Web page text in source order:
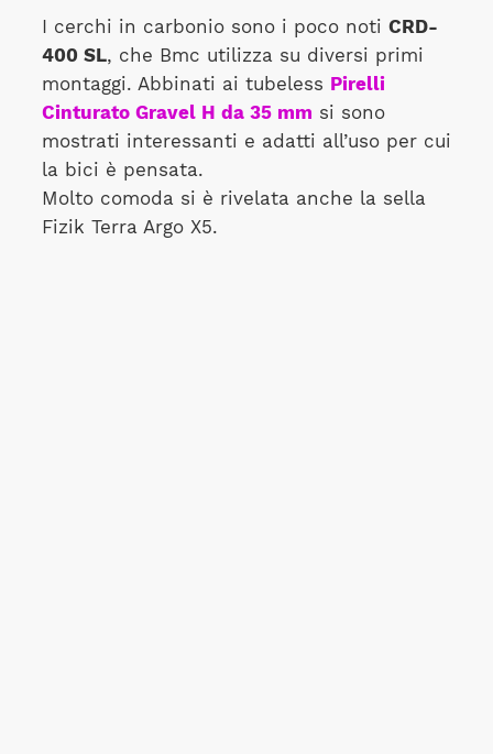
I cerchi in carbonio sono i poco noti CRD-
400 SL, che Bmc utilizza su diversi primi
montaggi. Abbinati ai tubeless Pirelli
Cinturato Gravel H da 35 mm si sono
mostrati interessanti e adatti all’uso per cui
la bici è pensata.
Molto comoda si è rivelata anche la sella
Fizik Terra Argo X5.